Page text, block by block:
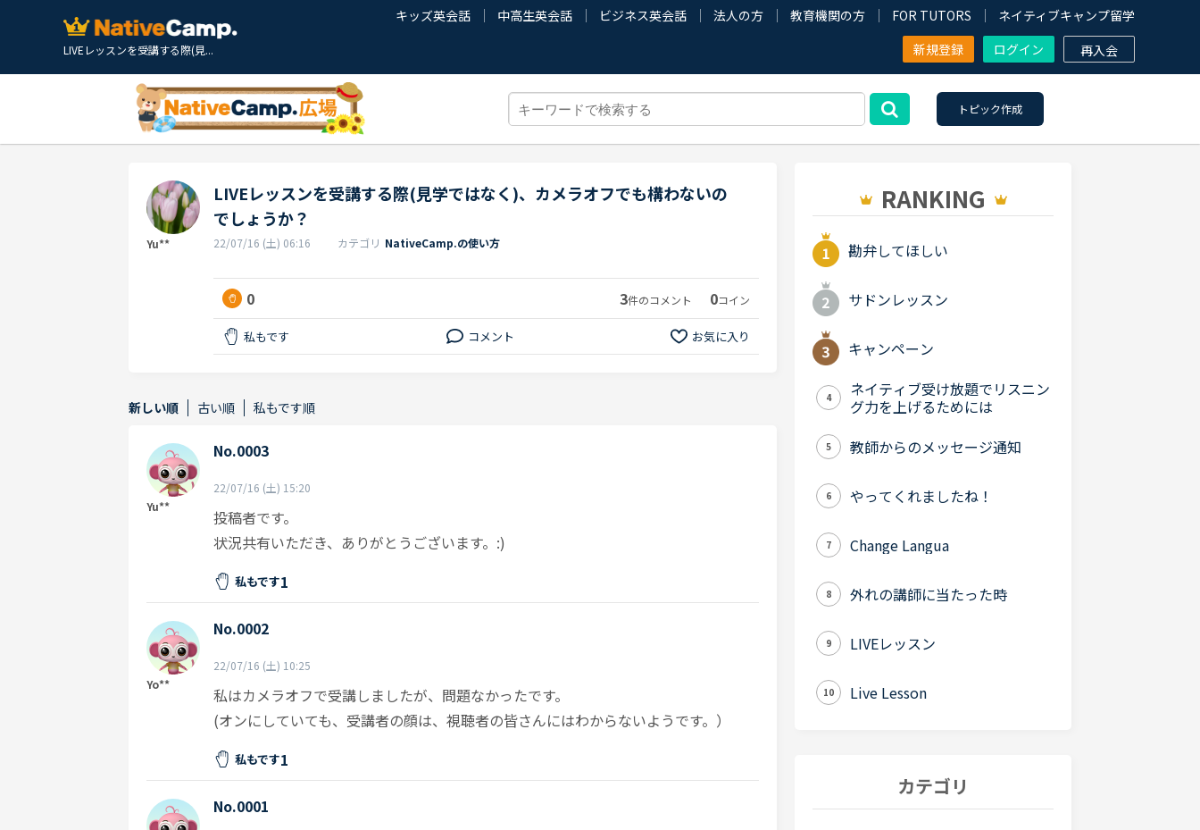
LIVEレッスンを受講する際(見...
キッズ英会話 中高生英会話 ビジネス英会話 法人の方 教育機関の方 FOR TUTORS
ネイティブキャンプ留学
新規登録
ログイン 再入会
トピック作成
Yu**
LIVEレッスンを受講する際(見学ではなく)、カメラオフでも構わないの
でしょうか？
22/07/16 (土) 06:16 カテゴリ NativeCamp.の使い方
0 3件のコメント 0コイン
私もです コメント お気に入り
新しい順 古い順 私もです順
Yu**
No.0003
22/07/16 (土) 15:20
投稿者です。
状況共有いただき、ありがとうございます。:)
私もです1
Yo**
No.0002
22/07/16 (土) 10:25
私はカメラオフで受講しましたが、問題なかったです。
(オンにしていても、受講者の顔は、視聴者の皆さんにはわからないようです。）
私もです1
No.0001
RANKING
勘弁してほしい
サドンレッスン
キャンペーン
4
ネイティブ受け放題でリスニン
グ力を上げるためには
5 教師からのメッセージ通知
6 やってくれましたね！
7 Change Langua
8 外れの講師に当たった時
9 LIVEレッスン
10 Live Lesson
カテゴリ